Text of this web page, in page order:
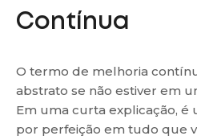
Contínua
O termo de melhoria
abstrato se não estiver em
Em uma curta explicação, é
por perfeição em tudo que